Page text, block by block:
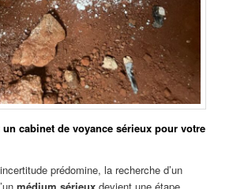
cabinet de voyance sérieux pour votre
prédomine, la recherche d’un
médium sérieux devient une étape